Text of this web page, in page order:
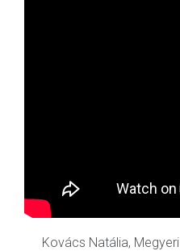
Kovács Natália,